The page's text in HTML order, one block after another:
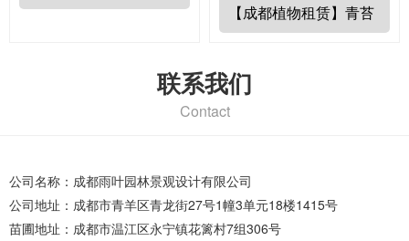
【成都植物租赁】青苔
联系我们
Contact
公司名称：成都雨叶园林景观设计有限公司
公司地址：成都市青羊区青龙街27号1幢3单元18楼1415号
苗圃地址：成都市温江区永宁镇花篱村7组306号